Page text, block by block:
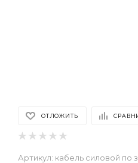
ОТЛОЖИТЬ
Артикул: кабель силовой по